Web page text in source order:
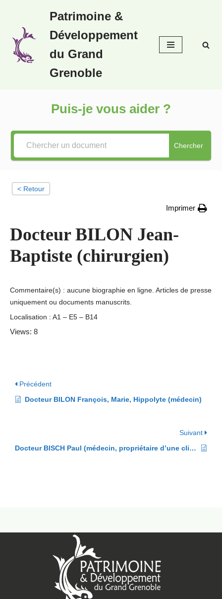
au
contenu
Patrimoine &
Développement
du Grand
Grenoble
Puis-je vous aider ?
Chercher
< Retour
Imprimer
Docteur BILON Jean-
Baptiste (chirurgien)
Commentaire(s) : aucune biographie en ligne. Articles de presse
uniquement ou documents manuscrits.
Localisation : A1 – E5 – B14
Views: 8
Précédent
Docteur BILON François, Marie, Hippolyte (médecin)
Suivant
Docteur BISCH Paul (médecin, propriétaire d’une clinique à Grenoble)